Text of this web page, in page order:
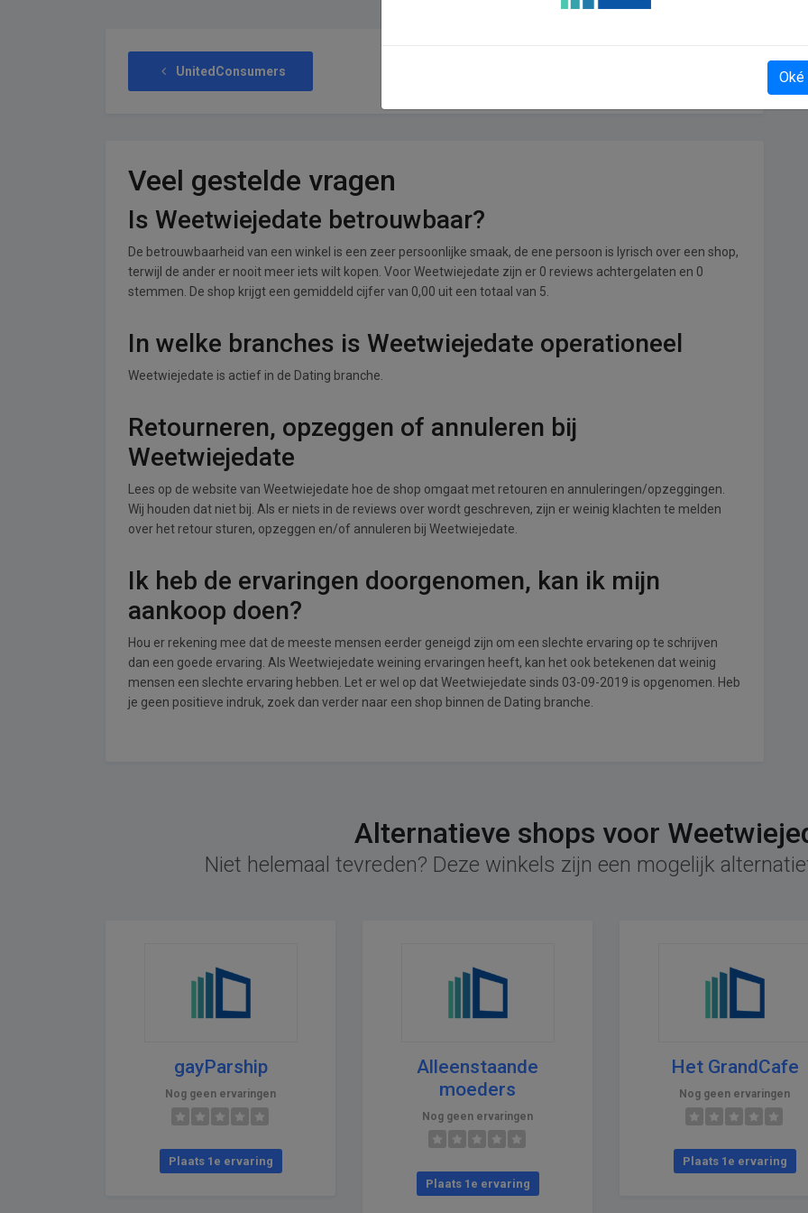
UnitedConsumers
Veel gestelde vragen
Is Weetwiejedate betrouwbaar?
De betrouwbaarheid van een winkel is een zeer persoonlijke smaak, de ene persoon is lyrisch over een shop,
terwijl de ander er nooit meer iets wilt kopen. Voor Weetwiejedate zijn er 0 reviews achtergelaten en 0
stemmen. De shop krijgt een gemiddeld cijfer van 0,00 uit een totaal van 5.
In welke branches is Weetwiejedate operationeel
Weetwiejedate is actief in de Dating branche.
Retourneren, opzeggen of annuleren bij
Weetwiejedate
Lees op de website van Weetwiejedate hoe de shop omgaat met retouren en annuleringen/opzeggingen.
Wij houden dat niet bij. Als er niets in de reviews over wordt geschreven, zijn er weinig klachten te melden
over het retour sturen, opzeggen en/of annuleren bij Weetwiejedate.
Ik heb de ervaringen doorgenomen, kan ik mijn
aankoop doen?
Hou er rekening mee dat de meeste mensen eerder geneigd zijn om een slechte ervaring op te schrijven
dan een goede ervaring. Als Weetwiejedate weining ervaringen heeft, kan het ook betekenen dat weinig
mensen een slechte ervaring hebben. Let er wel op dat Weetwiejedate sinds 03-09-2019 is opgenomen. Heb
je geen positieve indruk, zoek dan verder naar een shop binnen de Dating branche.
Alternatieve shops voor
Niet helemaal tevreden? Deze winkels zijn een mogelijk
gayParship
Nog geen ervaringen
Plaats 1e ervaring
Alleenstaande
moeders
Nog geen ervaringen
Plaats 1e ervaring
Het GrandCafe
Nog geen ervaringen
Plaats 1e ervaring
Oké